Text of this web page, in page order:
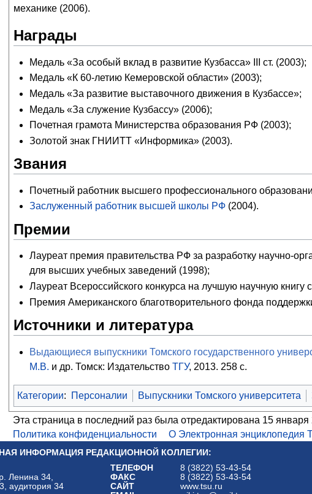
механике (2006).
Награды
Медаль «За особый вклад в развитие Кузбасса» III ст. (2003);
Медаль «К 60-летию Кемеровской области» (2003);
Медаль «За развитие выставочного движения в Кузбассе»;
Медаль «За служение Кузбассу» (2006);
Почетная грамота Министерства образования РФ (2003);
Золотой знак ГНИИТТ «Информика» (2003).
Звания
Почетный работник высшего профессионального
Заслуженный работник высшей школы РФ(2004).
Премии
Лауреат премия правительства РФ за разработку научно-
для высших учебных заведений (1998);
Лауреат Всероссийского конкурса на лучшую научную
Премия Американского благотворительного фонда
Источники и литература
Выдающиеся выпускники Томского государственного
М.В. и др. Томск: Издательство ТГУ, 2013. 258 с.
Категории: Персоналии Выпускники Томского университета
Эта страница в последний раз была отредактирована 15 января
Политика конфиденциальности
О Электронная энциклопедия
ИНФОРМАЦИЯ РЕДАКЦИОННОЙ КОЛЛЕГИИ:
Ленина 34,
аудитория 34
ТЕЛЕФОН
ФАКС
САЙТ
8 (3822) 53-43-54
8 (3822) 53-43-54
www.tsu.ru